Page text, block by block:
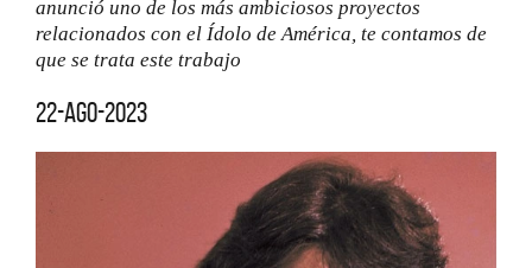
anunció uno de los más ambiciosos proyectos
relacionados con el Ídolo de América, te contamos de
que se trata este trabajo
22-ago-2023